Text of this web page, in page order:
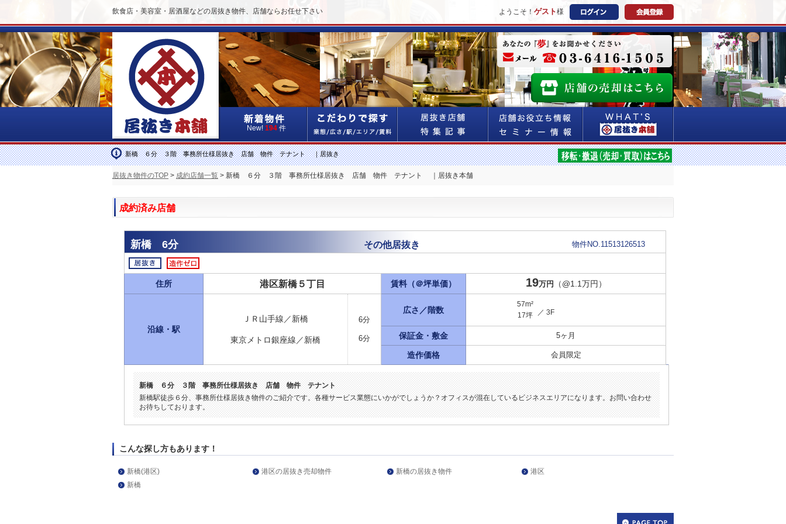
飲食店・美容室・居酒屋などの居抜き物件、店舗ならお任せ下さい ようこそ！ ゲスト様
New! 194 件
新橋 ６分 ３階 事務所仕様居抜き 店舗 物件 テナント ｜居抜き
居抜き物件のTOP > 成約店舗一覧 > 新橋 ６分 ３階 事務所仕様居抜き 店舗 物件 テナント ｜居抜き本舗
成約済み店舗
新橋 6分 その他居抜き 物件NO.11513126513
住所 港区新橋５丁目 賃料（＠坪単価） 19万円 （@1.1万円）
沿線・駅
ＪＲ山手線／新橋
東京メトロ銀座線／新橋
6分
6分
広さ／階数
57m²
17坪
／ 3F
保証金・敷金 5ヶ月
造作価格 会員限定
新橋 ６分 ３階 事務所仕様居抜き 店舗 物件 テナント
新橋駅徒歩６分、事務所仕様居抜き物件のご紹介です。各種サービス業態にいかがでしょうか？オフィスが混在しているビジネスエリアになります。お問い合わせ
お待ちしております。
こんな探し方もあります！
新橋(港区) 港区の居抜き売却物件 新橋の居抜き物件
港区
新橋